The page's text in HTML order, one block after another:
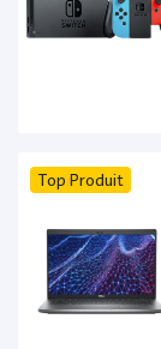
Top Produit